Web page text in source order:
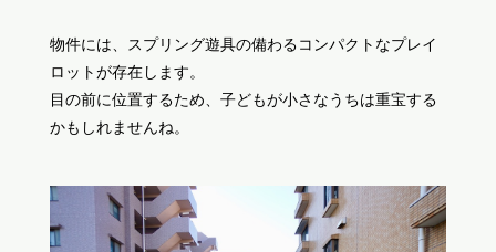
物件には、スプリング遊具の備わるコンパクトなプレイ
ロットが存在します。
目の前に位置するため、子どもが小さなうちは重宝する
かもしれませんね。